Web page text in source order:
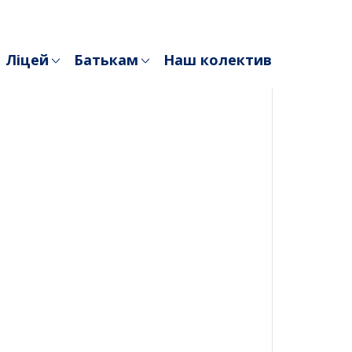
Ліцей Батькам Наш колектив